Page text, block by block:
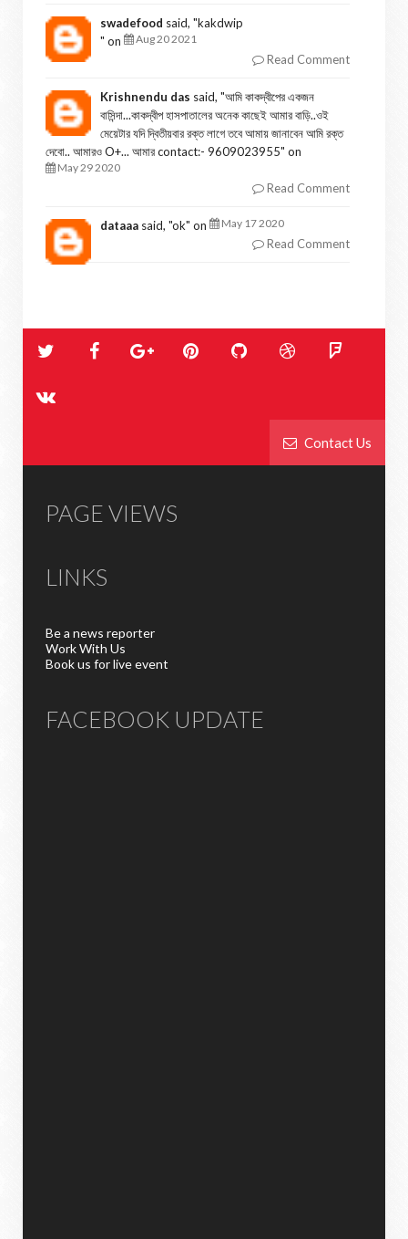
swadefood said, "kakdwip
" on
Aug 20 2021
Read Comment
Krishnendu das said, "আমি কাকদ্বীপের একজন
বাসিন্দা...কাকদ্বীপ হাসপাতালের অনেক কাছেই আমার বাড়ি..ওই
মেয়েটার যদি দ্বিতীয়বার রক্ত লাগে তবে আমায় জানাবেন আমি রক্ত
দেবো.. আমারও O+... আমার contact:- 9609023955" on
May 29 2020
Read Comment
dataaa said, "ok" on May 17 2020
Read Comment
Contact Us
PAGE VIEWS
LINKS
Be a news reporter
Work With Us
Book us for live event
FACEBOOK UPDATE